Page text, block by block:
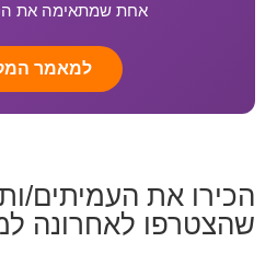
אחת שמתאימה את
למאמר
הכירו את העמיתים/
שהצטרפו לאחרונה